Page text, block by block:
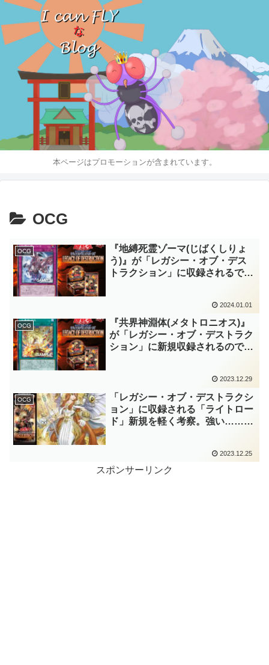
本ページはプロモーションが含まれています。
OCG
OCG
『地縛死霊ゾーマ(じばくしりょ
う)』が「レガシー・オブ・デス
トラクション」に収録されるで軽
2024.01.01
OCG
『共界神淵体(メタトロニオス)』
が「レガシー・オブ・デストラク
ション」に新規収録されるので、
2023.12.29
OCG
「レガシー・オブ・デストラクシ
ョン」に収録される「ライトロー
ド」新規を軽く考察。強い……け
2023.12.25
スポンサーリンク